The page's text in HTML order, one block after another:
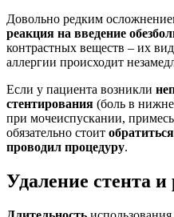
Довольно редким
реакция на введение
контрастных веществ – их
аллергии происходит
Если у пациента возникли
стентирования (боль в
при мочеиспускании,
обязательно стоит
проводил процедуру.
Удаление стента